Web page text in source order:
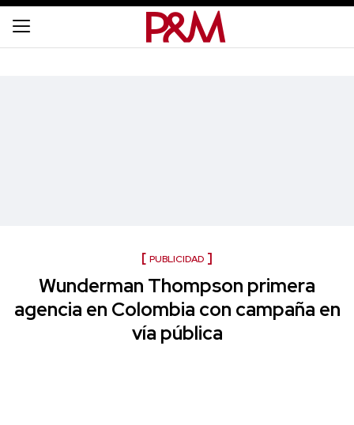
PUBLICIDAD
Wunderman Thompson primera
agencia en Colombia con campaña en
vía pública